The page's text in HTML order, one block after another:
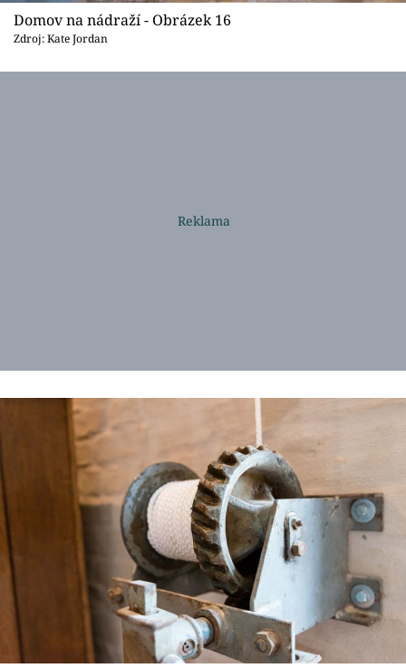
Domov na nádraží - Obrázek 16
Zdroj: Kate Jordan